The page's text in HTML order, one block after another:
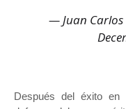
— Juan Carlos
Después del éxito